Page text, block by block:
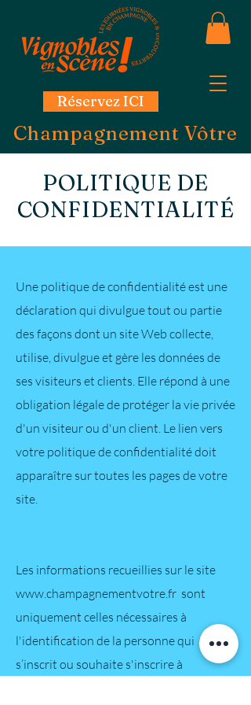
Réservez ICI
Champagnement Vôtre
POLITIQUE DE
CONFIDENTIALITÉ
Une politique de confidentialité est une
déclaration qui divulgue tout ou partie
des façons dont un site Web collecte,
utilise, divulgue et gère les données de
ses visiteurs et clients. Elle répond à une
obligation légale de protéger la vie privée
d'un visiteur ou d'un client. Le lien vers
votre politique de confidentialité doit
apparaître sur toutes les pages de votre
site.
Les informations recueillies sur le site
www.champagnementvotre.fr sont
uniquement celles nécessaires à
l'identification de la personne qui
s’inscrit ou souhaite s'inscrire à